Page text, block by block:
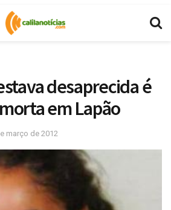
desaprecida é
em Lapão
março de 2012